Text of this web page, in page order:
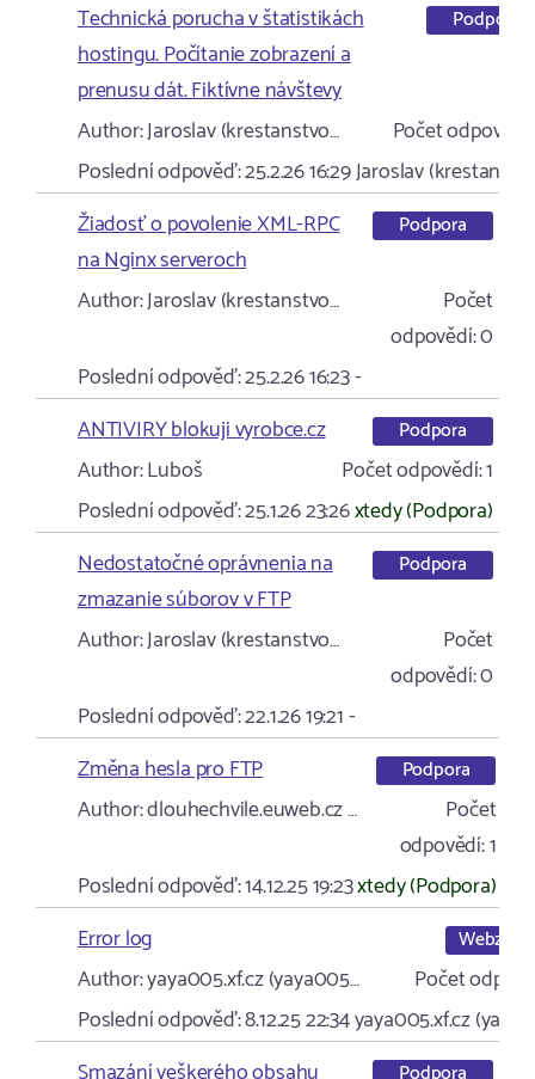
Technická porucha v štatistikách
hostingu. Počítanie zobrazení a
prenusu dát. Fiktívne návštevy
Podpora
Author:Jaroslav (krestanstvo… Počet odpovědí:
Poslední odpověď:25.2.26 16:29Jaroslav
Žiadosť o povolenie XML-RPC
na Nginx serveroch
Podpora
Author:Jaroslav (krestanstvo…
Počet
odpovědí:0
Poslední odpověď:25.2.26 16:23-
ANTIVIRY blokuji vyrobce.cz
Podpora
Author:Luboš Počet odpovědí:1
Poslední odpověď:25.1.26 23:26xtedy (Podpora)
Nedostatočné oprávnenia na
zmazanie súborov v FTP
Podpora
Author:Jaroslav (krestanstvo…
Počet
odpovědí:0
Poslední odpověď:22.1.26 19:21-
Změna hesla pro FTP
Podpora
Author:dlouhechvile.euweb.cz …
Počet
odpovědí:1
Poslední odpověď:14.12.25 19:23xtedy (Podpora)
Error log
Author:yaya005.xf.cz (yaya005…
Počet
Poslední odpověď:8.12.25 22:34yaya005.xf.cz